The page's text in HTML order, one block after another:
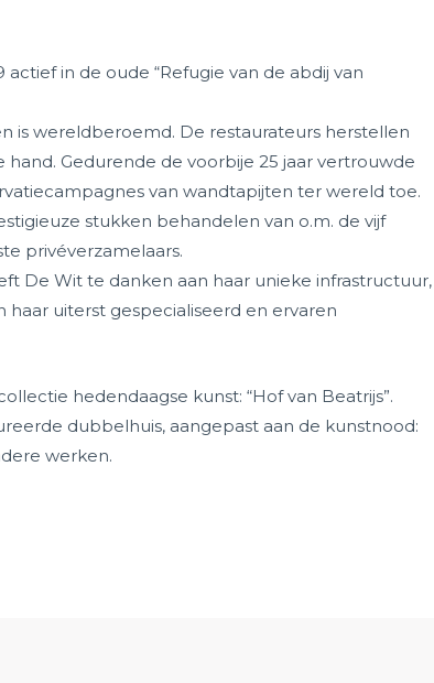
actief in de oude “Refugie van de abdij van
is wereldberoemd. De restaurateurs herstellen
Gedurende de voorbije 25 jaar vertrouwde
van wandtapijten ter wereld toe.
stukken behandelen van o.m. de vijf
privéverzamelaars.
De Wit te danken aan haar unieke infrastructuur,
haar uiterst gespecialiseerd en ervaren
hedendaagse kunst: “Hof van Beatrijs”.
dubbelhuis, aangepast aan de kunstnood:
werken.